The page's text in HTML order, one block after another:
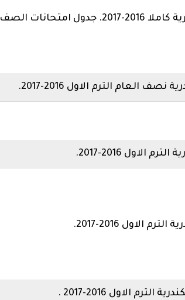
جداول امتحانات (نصف العام) لمحافظة الاسكندرية كاملا 2016-2017. جدول امتحانات الصف
الترم الاول 2016-2017.
2016-2017.
2016-2017.
الاول 2016-2017 .